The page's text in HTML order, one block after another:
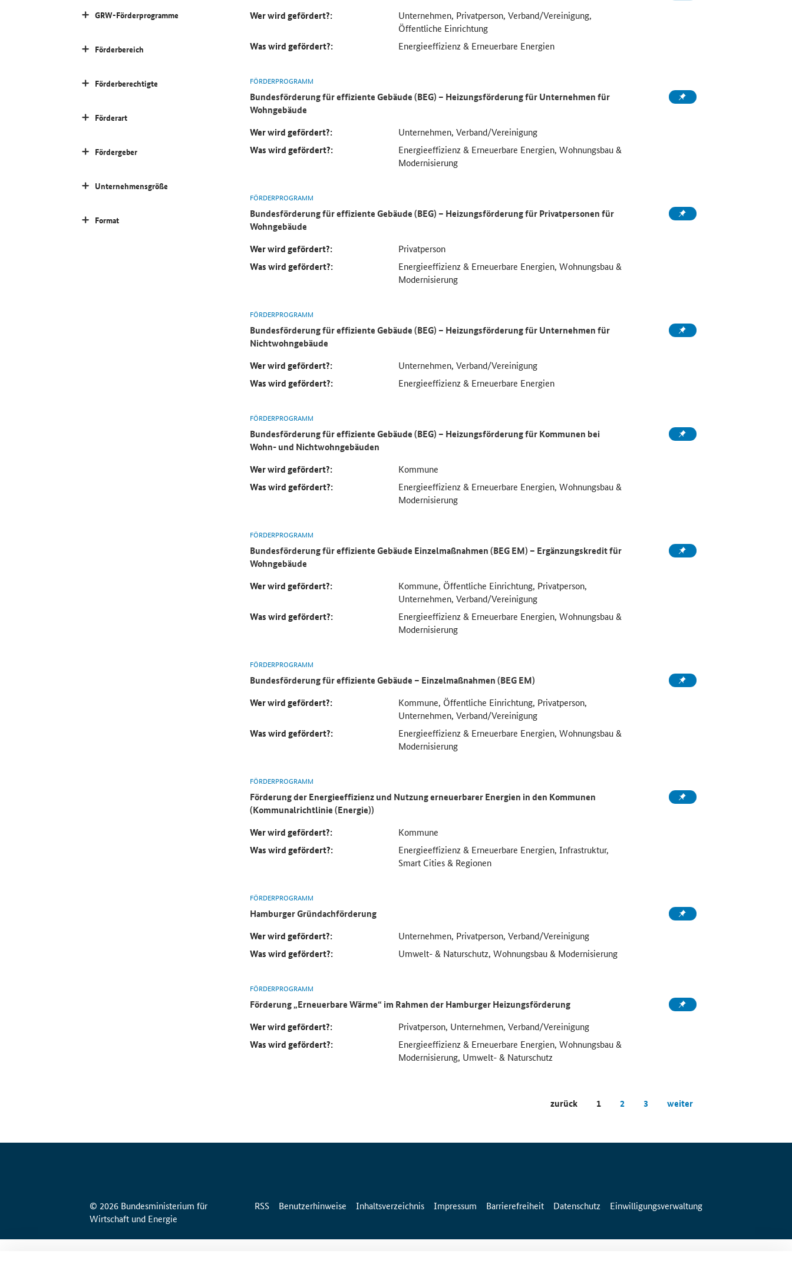
Wer wird gefördert?:
Unternehmen, Privatperson, Verband/Vereinigung,
Öffentliche Einrichtung
Was wird gefördert?: Energieeffizienz & Erneuerbare Energien
FÖRDERPROGRAMM
Bundesförderung für effiziente Gebäude (BEG) – Heizungsförderung für Unternehmen für
Wohngebäude
Wer wird gefördert?:
Unternehmen, Verband/Vereinigung
Was wird gefördert?:
Energieeffizienz & Erneuerbare Energien, Wohnungsbau &
Modernisierung
FÖRDERPROGRAMM
Bundesförderung für effiziente Gebäude (BEG) – Heizungsförderung für Privatpersonen für
Wohngebäude
Wer wird gefördert?:
Privatperson
Was wird gefördert?:
Energieeffizienz & Erneuerbare Energien, Wohnungsbau &
Modernisierung
FÖRDERPROGRAMM
Bundesförderung für effiziente Gebäude (BEG) – Heizungsförderung für Unternehmen für
Nichtwohngebäude
Wer wird gefördert?:
Unternehmen, Verband/Vereinigung
Was wird gefördert?: Energieeffizienz & Erneuerbare Energien
FÖRDERPROGRAMM
Bundesförderung für effiziente Gebäude (BEG) – Heizungsförderung für Kommunen bei
Wohn- und Nichtwohngebäuden
Wer wird gefördert?:
Kommune
Was wird gefördert?:
Energieeffizienz & Erneuerbare Energien, Wohnungsbau &
Modernisierung
FÖRDERPROGRAMM
Bundesförderung für effiziente Gebäude Einzelmaßnahmen (BEG EM) – Ergänzungskredit für
Wohngebäude
Wer wird gefördert?:
Kommune, Öffentliche Einrichtung, Privatperson,
Unternehmen, Verband/Vereinigung
Was wird gefördert?:
Energieeffizienz & Erneuerbare Energien, Wohnungsbau &
Modernisierung
FÖRDERPROGRAMM
Bundesförderung für effiziente Gebäude – Einzelmaßnahmen (BEG EM)
Wer wird gefördert?:
Kommune, Öffentliche Einrichtung, Privatperson,
Unternehmen, Verband/Vereinigung
Was wird gefördert?:
Energieeffizienz & Erneuerbare Energien, Wohnungsbau &
Modernisierung
FÖRDERPROGRAMM
Förderung der Energieeffizienz und Nutzung erneuerbarer Energien in den Kommunen
(Kommunalrichtlinie (Energie))
Wer wird gefördert?:
Kommune
Was wird gefördert?:
Energieeffizienz & Erneuerbare Energien, Infrastruktur,
Smart Cities & Regionen
FÖRDERPROGRAMM
Hamburger Gründachförderung
Wer wird gefördert?:
Unternehmen, Privatperson, Verband/Vereinigung
Was wird gefördert?: Umwelt- & Naturschutz, Wohnungsbau & Modernisierung
FÖRDERPROGRAMM
Förderung „Erneuerbare Wärme“ im Rahmen der Hamburger Heizungsförderung
Wer wird gefördert?:
Privatperson, Unternehmen, Verband/Vereinigung
Was wird gefördert?:
Energieeffizienz & Erneuerbare Energien, Wohnungsbau &
Modernisierung, Umwelt- & Naturschutz
zurück 1 2 3 weiter
GRW-Förderprogramme
Förderbereich
Förderberechtigte
Förderart
Fördergeber
Unternehmensgröße
Format
© 2026 Bundesministerium für
Wirtschaft und Energie
RSS Benutzerhinweise Inhaltsverzeichnis Impressum Barrierefreiheit Datenschutz Einwilligungsverwaltung